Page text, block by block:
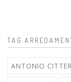
TAG
ANTONIO